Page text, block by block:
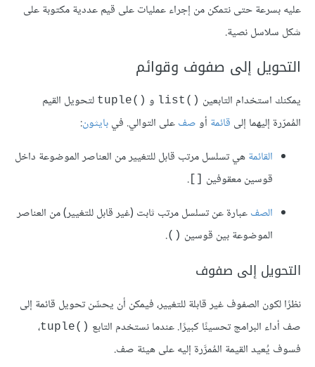
عليه بسرعة حتى نتمكن من إجراء عمليات على قيم عددية مكتوبة على
شكل سلاسل نصية.
التحويل إلى صفوف وقوائم
يمكنك استخدام التابعين list()
tuple()‎ لتحويل القيم
المُمرّرة إليهما إلى قائمة أوصفعلى التوالي. فيبايثون:
القائمةهي تسلسل مرتب قابل للتغيير من العناصر الموضوعة داخل
قوسين معقوفين
.
الصفعبارة عن تسلسل مرتب ثابت (غير قابل للتغيير) من العناصر
الموضوعة بين قوسين ()
.
التحويل إلى صفوف
نظرًا لكون الصفوف غير قابلة للتغيير، فيمكن أن يحسِّن تحويل قائمة إلى
صف أداء البرامج تحسينًا كبيرًا. عندما نستخدم التابع tuple()‎،
فسوف يُعيد القيمة المُمرَّرة إليه على هيئة صف.